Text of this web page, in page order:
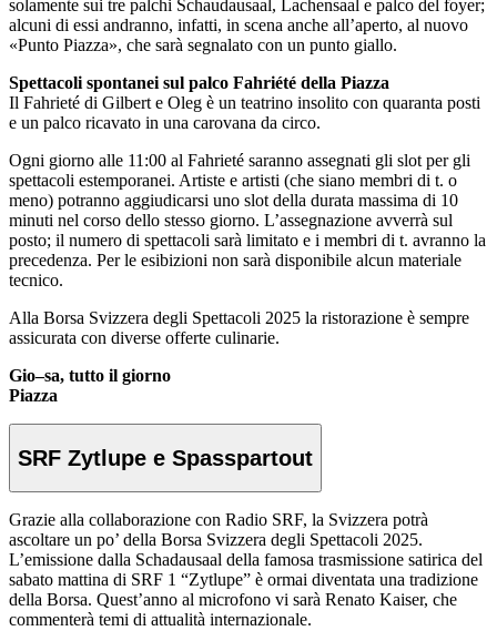
solamente sui tre palchi Schaudausaal, Lachensaal e palco del foyer;
alcuni di essi andranno, infatti, in scena anche all’aperto, al nuovo
«Punto Piazza», che sarà segnalato con un punto giallo.
Spettacoli spontanei sul palco Fahriété della Piazza
Il Fahrieté di Gilbert e Oleg è un teatrino insolito con quaranta posti
e un palco ricavato in una carovana da circo.
Ogni giorno alle 11:00 al Fahrieté saranno assegnati gli slot per gli
spettacoli estemporanei. Artiste e artisti (che siano membri di t. o
meno) potranno aggiudicarsi uno slot della durata massima di 10
minuti nel corso dello stesso giorno. L’assegnazione avverrà sul
posto; il numero di spettacoli sarà limitato e i membri di t. avranno la
precedenza. Per le esibizioni non sarà disponibile alcun materiale
tecnico.
Alla Borsa Svizzera degli Spettacoli 2025 la ristorazione è sempre
assicurata con diverse offerte culinarie.
Gio–sa, tutto il giorno
Piazza
SRF Zytlupe e Spasspartout
Grazie alla collaborazione con Radio SRF, la Svizzera potrà
ascoltare un po’ della Borsa Svizzera degli Spettacoli 2025.
L’emissione dalla Schadausaal della famosa trasmissione satirica del
sabato mattina di SRF 1 “Zytlupe” è ormai diventata una tradizione
della Borsa. Quest’anno al microfono vi sarà Renato Kaiser, che
commenterà temi di attualità internazionale.